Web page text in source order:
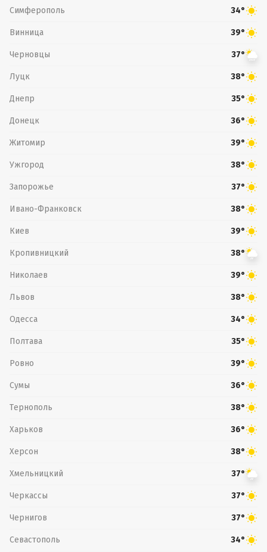
Симферополь 34°
Винница 39°
Черновцы 37°
Луцк 38°
Днепр 35°
Донецк 36°
Житомир 39°
Ужгород 38°
Запорожье 37°
Ивано-Франковск 38°
Киев 39°
Кропивницкий 38°
Николаев 39°
Львов 38°
Одесса 34°
Полтава 35°
Ровно 39°
Сумы 36°
Тернополь 38°
Харьков 36°
Херсон 38°
Хмельницкий 37°
Черкассы 37°
Чернигов 37°
Севастополь 34°